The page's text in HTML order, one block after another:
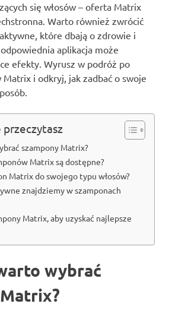
się włosów – oferta Matrix
Warto również zwrócić
które dbają o zdrowie i
aplikacja może
efekty. Wyrusz w podróż po
Matrix i odkryj, jak zadbać o swoje
szampony Matrix?
Matrix są dostępne?
Matrix do swojego typu włosów?
znajdziemy w szamponach
Matrix, aby uzyskać najlepsze
wybrać